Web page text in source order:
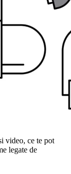
video, ce te pot
legate de